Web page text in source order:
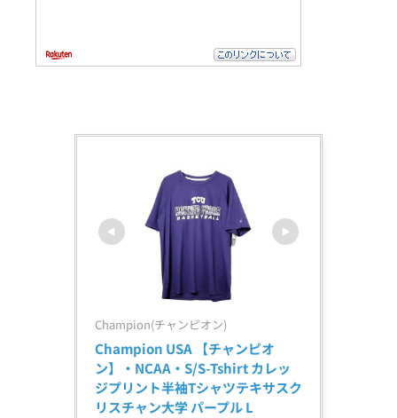
Champion(チャンピオン)
Champion USA 【チャンピオ
ン】・NCAA・S/S-Tshirt カレッ
ジプリント半袖Tシャツテキサスク
リスチャン大学 パープル L